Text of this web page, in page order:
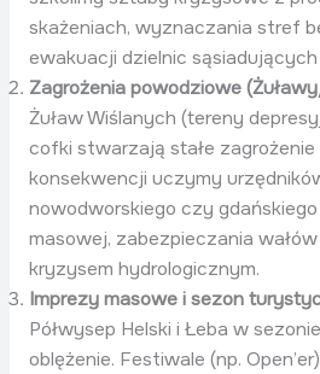
skażeniach, wyznaczania stref
ewakuacji dzielnic sąsiadujących
Zagrożenia powodziowe
Żuław Wiślanych (tereny
cofki stwarzają stałe zagrożenie
konsekwencji uczymy
nowodworskiego czy
masowej, zabezpieczania
kryzysem hydrologicznym.
Imprezy masowe i sezon
Półwysep Helski i Łeba w
oblężenie. Festiwale (np.